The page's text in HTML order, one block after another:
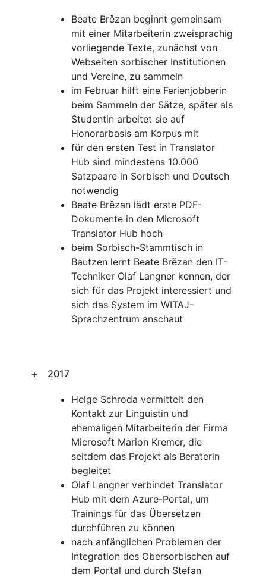
Beate Brězan beginnt gemeinsam
mit einer Mitarbeiterin zweisprachig
vorliegende Texte, zunächst von
Webseiten sorbischer Institutionen
und Vereine, zu sammeln
im Februar hilft eine Ferienjobberin
beim Sammeln der Sätze, später als
Studentin arbeitet sie auf
Honorarbasis am Korpus mit
für den ersten Test in Translator
Hub sind mindestens 10.000
Satzpaare in Sorbisch und Deutsch
notwendig
Beate Brězan lädt erste PDF-
Dokumente in den Microsoft
Translator Hub hoch
beim Sorbisch-Stammtisch in
Bautzen lernt Beate Brězan den IT-
Techniker Olaf Langner kennen, der
sich für das Projekt interessiert und
sich das System im WITAJ-
Sprachzentrum anschaut
2017
Helge Schroda vermittelt den
Kontakt zur Linguistin und
ehemaligen Mitarbeiterin der Firma
Microsoft Marion Kremer, die
seitdem das Projekt als Beraterin
begleitet
Olaf Langner verbindet Translator
Hub mit dem Azure-Portal, um
Trainings für das Übersetzen
durchführen zu können
nach anfänglichen Problemen der
Integration des Obersorbischen auf
dem Portal und durch Stefan